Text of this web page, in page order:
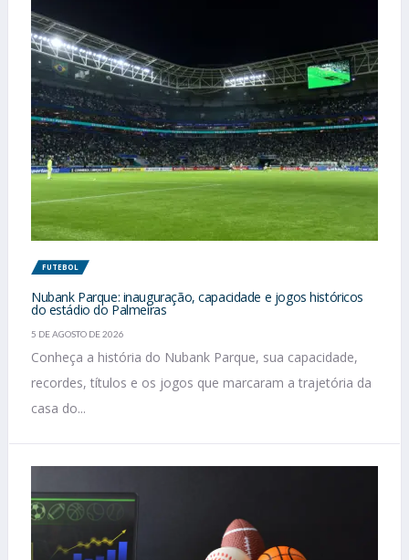
FUTEBOL
Nubank Parque: inauguração, capacidade e jogos históricos
do estádio do Palmeiras
5 DE AGOSTO DE 2026
Conheça a história do Nubank Parque, sua capacidade,
recordes, títulos e os jogos que marcaram a trajetória da
casa do...